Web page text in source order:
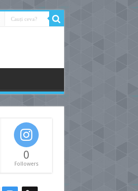
0
Followers